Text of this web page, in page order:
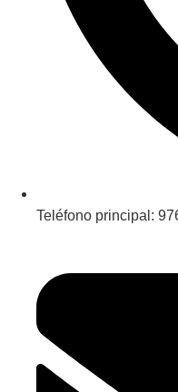
Teléfono principal: